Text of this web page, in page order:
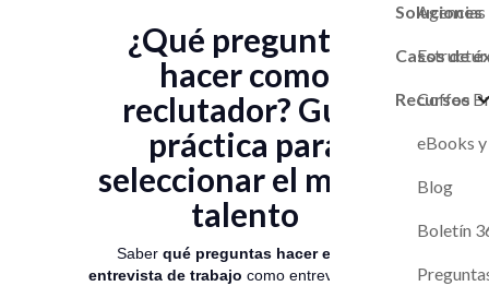
Soluciones
Marca
Casos de
Coffee
Recursos
eBooks
Blog
Boletín
Magneto
Contacto
Próximos
¿Qué preguntas
hacer como
reclutador? Guía
práctica para
seleccionar el mejor
talento
Saber qué preguntas hacer en una
entrevista de trabajo como entrevistador es